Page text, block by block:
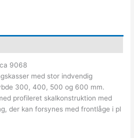
9068
med stor indvendig
300, 400, 500 og 600 mm.
profileret skalkonstruktion med
der kan forsynes med frontlåge i pl